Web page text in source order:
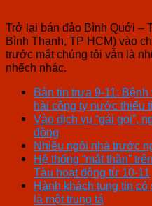
Trở lại bán đảo Bình Quới –
Bình Thạnh, TP HCM) vào
trước mắt chúng tôi vẫn là
nhếch nhác.
Bản tin trưa 9-11:
hài công ty nước thiếu
Vào dịch vụ “gái gọi”,
đồng
Nhiều ngôi nhà trước
Hệ thống “mắt thần”
Tàu hoạt động từ 10-11
Hành khách tung tin
là một trung tá